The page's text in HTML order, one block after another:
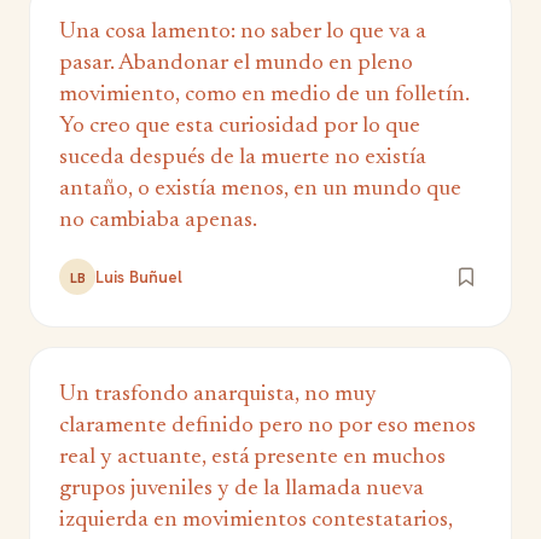
Una cosa lamento: no saber lo que va a
pasar. Abandonar el mundo en pleno
movimiento, como en medio de un folletín.
Yo creo que esta curiosidad por lo que
suceda después de la muerte no existía
antaño, o existía menos, en un mundo que
no cambiaba apenas.
LB Luis Buñuel
Un trasfondo anarquista, no muy
claramente definido pero no por eso menos
real y actuante, está presente en muchos
grupos juveniles y de la llamada nueva
izquierda en movimientos contestatarios,